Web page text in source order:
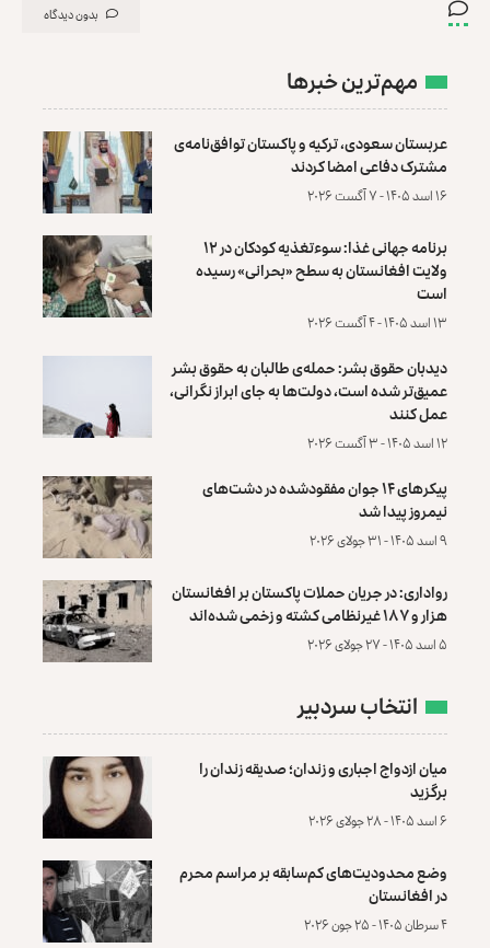
بدون دیدگاه
مهم‌ترین خبرها
عربستان سعودی، ترکیه و پاکستان توافق‌نامه‌ی
مشترک دفاعی امضا کردند
۱۶ اسد ۱۴۰۵ - ۷ آگست ۲۰۲۶
برنامه جهانی غذا: سوءتغذیه کودکان در ۱۲
ولایت افغانستان به سطح «بحرانی» رسیده
است
۱۳ اسد ۱۴۰۵ - ۴ آگست ۲۰۲۶
دیدبان حقوق بشر: حمله‌ی طالبان به حقوق بشر
عمیق‌تر شده است، دولت‌ها به جای ابراز نگرانی،
عمل کنند
۱۲ اسد ۱۴۰۵ - ۳ آگست ۲۰۲۶
پیکرهای ۱۴ جوان مفقودشده در دشت‌های
نیمروز پیدا شد
۹ اسد ۱۴۰۵ - ۳۱ جولای ۲۰۲۶
رواداری: در جریان حملات پاکستان بر افغانستان
هزار و ۱۸۷ غیرنظامی کشته و زخمی شده‌اند
۵ اسد ۱۴۰۵ - ۲۷ جولای ۲۰۲۶
انتخاب سردبیر
میان ازدواج اجباری و زندان؛ صدیقه زندان را
برگزید
۶ اسد ۱۴۰۵ - ۲۸ جولای ۲۰۲۶
وضع محدودیت‌های کم‌سابقه بر مراسم محرم
در افغانستان
۴ سرطان ۱۴۰۵ - ۲۵ جون ۲۰۲۶